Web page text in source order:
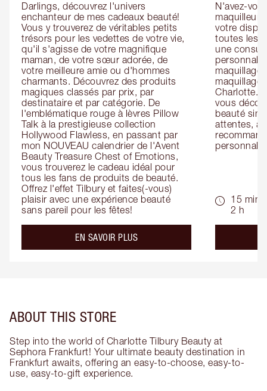
Darlings, découvrez l'univers
enchanteur de mes cadeaux beauté!
Vous y trouverez de véritables petits
trésors pour les vedettes de votre vie,
qu'il s'agisse de votre magnifique
maman, de votre sœur adorée, de
votre meilleure amie ou d'hommes
charmants. Découvrez des produits
magiques classés par prix, par
destinataire et par catégorie. De
l'emblématique rouge à lèvres Pillow
Talk à la prestigieuse collection
Hollywood Flawless, en passant par
mon NOUVEAU calendrier de l'Avent
Beauty Treasure Chest of Emotions,
vous trouverez le cadeau idéal pour
tous les fans de produits de beauté.
Offrez l'effet Tilbury et faites(-vous)
plaisir avec une expérience beauté
sans pareil pour les fêtes!
EN SAVOIR PLUSabout the
N'avez-
maquilleur
votre
toutes les
une
maquillage
maquillage
Charlotte.
vous
beauté
attentes,
15 min -
2 h
ABOUT THIS STORE
Step into the world of Charlotte Tilbury Beauty at
Sephora Frankfurt! Your ultimate beauty destination in
Frankfurt awaits, offering an easy-to-choose, easy-to-
use, easy-to-gift experience.